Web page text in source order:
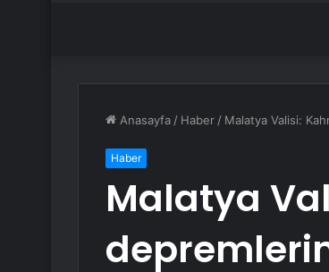
Anasayfa / Haber / Malatya Valisi:
Haber
Malatya